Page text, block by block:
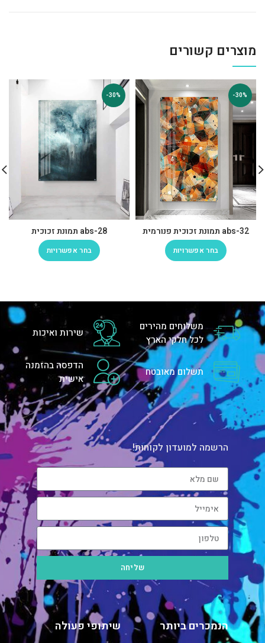
מוצרים קשורים
-30%
abs-32 תמונת זכוכית פנורמית
בחר אפשרויות
-30%
abs-28 תמונת זכוכית
בחר אפשרויות
משלוחים מהירים
לכל חלקי הארץ
שירות ואיכות
תשלום מאובטח
הדפסה בהזמנה
אישית
הרשמה למועדון לקוחות!
שליחה
הנמכרים ביותר שיתופי פעולה